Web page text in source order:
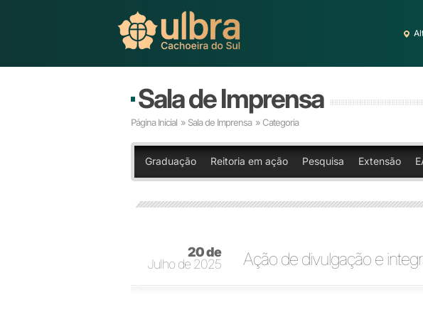
Sala de Imprensa
Página Inicial » Sala de Imprensa » Categoria
Graduação Reitoria em ação Pesquisa Extensão
20 de
Julho de 2025
Ação de divulgação e